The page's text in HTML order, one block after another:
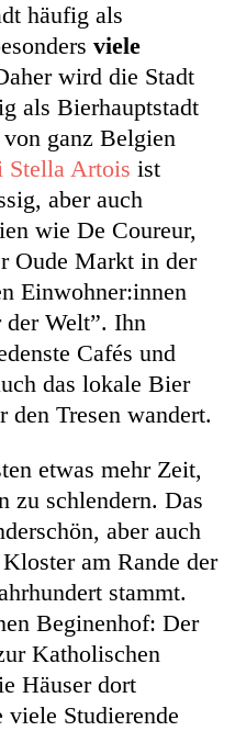
häufig als
viele
wird die Stadt
als Bierhauptstadt
ganz Belgien
Stella Artois ist
aber auch
wie De Coureur,
Oude Markt in der
Einwohner:innen
der Welt”. Ihn
Cafés und
das lokale Bier
den Tresen wandert.
etwas mehr Zeit,
zu schlendern. Das
aber auch
am Rande der
stammt.
Beginenhof: Der
Katholischen
Häuser dort
Studierende